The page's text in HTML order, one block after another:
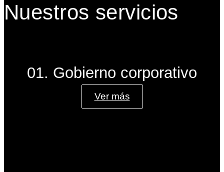
Nuestros servicios
01. Gobierno corporativo
Ver más